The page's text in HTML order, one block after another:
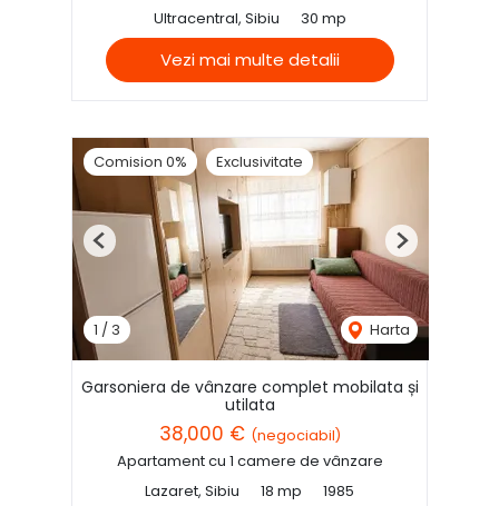
Ultracentral, Sibiu
30 mp
Vezi mai multe detalii
Comision 0% Exclusivitate
1 / 3 Harta
Previous Next
Garsoniera de vânzare complet mobilata și
utilata
38,000 € (negociabil)
Apartament cu 1 camere de vânzare
Lazaret, Sibiu
18 mp 1985